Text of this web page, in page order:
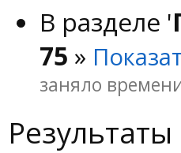
В разделе '
75 »
заняло